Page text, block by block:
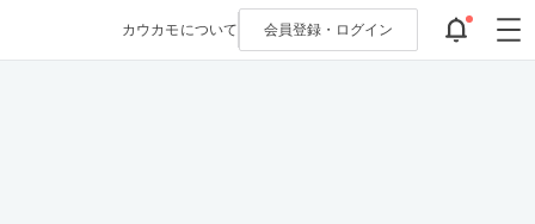
カウカモについて 会員登録・ ログイン